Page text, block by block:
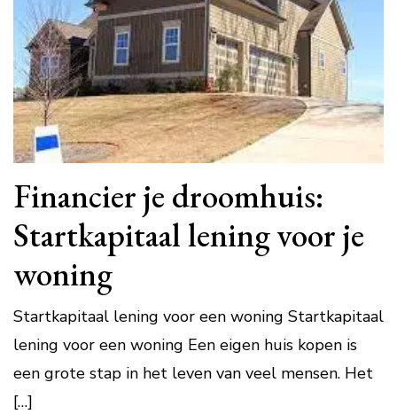
Financier je droomhuis:
Startkapitaal lening voor je
woning
Startkapitaal lening voor een woning Startkapitaal
lening voor een woning Een eigen huis kopen is
een grote stap in het leven van veel mensen. Het
[…]